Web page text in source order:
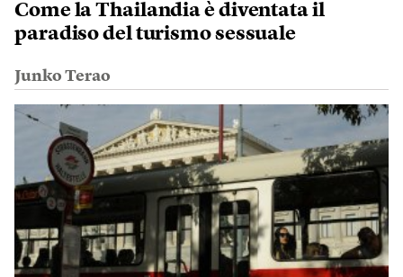
Come la Thailandia è diventata il
paradiso del turismo sessuale
Junko Terao